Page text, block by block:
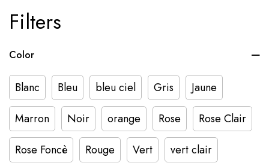
Filters
Color
Blanc Bleu bleu ciel Gris
Jaune
Marron
Noir orange Rose
Rose Clair
Rose Foncè
Rouge Vert
vert clair